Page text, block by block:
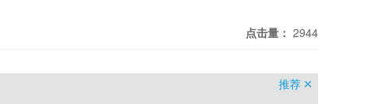
点击量： 2944
推荐